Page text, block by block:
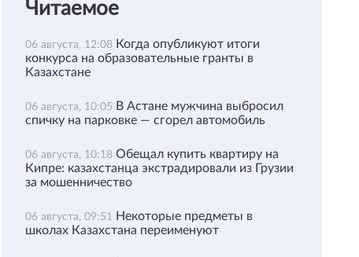
Читаемое
06 августа, 12:08 Когда опубликуют итоги
конкурса на образовательные гранты в
Казахстане
06 августа, 10:05 В Астане мужчина выбросил
спичку на парковке — сгорел автомобиль
06 августа, 10:18 Обещал купить квартиру на
Кипре: казахстанца экстрадировали из Грузии
за мошенничество
06 августа, 09:51 Некоторые предметы в
школах Казахстана переименуют